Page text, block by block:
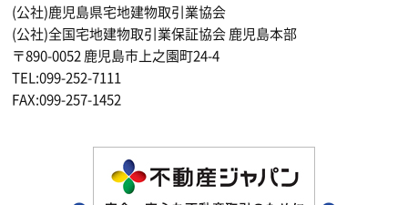
(公社)鹿児島県宅地建物取引業協会
(公社)全国宅地建物取引業保証協会 鹿児島本部
〒890-0052 鹿児島市上之園町24-4
TEL:099-252-7111
FAX:099-257-1452